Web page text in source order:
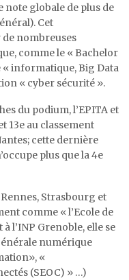
note globale de plus de
Cet
nombreuses
comme le « Bachelor
informatique, Big Data
« cyber sécurité ».
du podium, l’EPITA et
13e au classement
cette dernière
plus que la 4e
Strasbourg et
comme « l’Ecole de
l’INP Grenoble, elle se
numérique
«
(SEOC) » …)